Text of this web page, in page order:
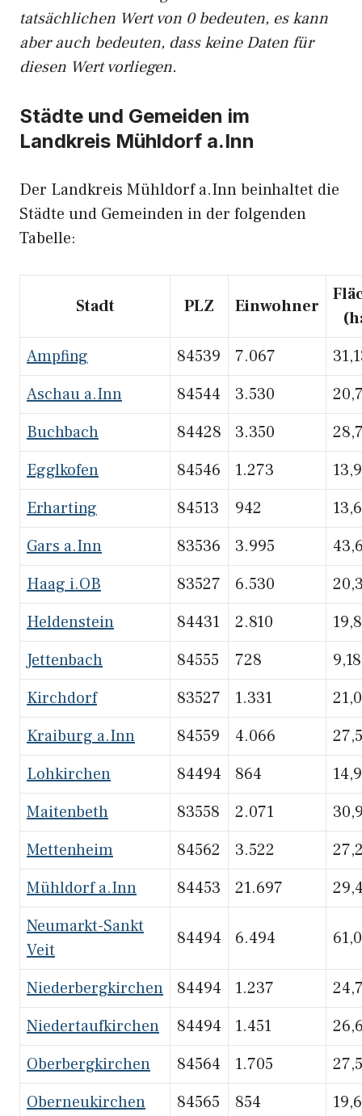
tatsächlichen Wert von 0 bedeuten, es kann
aber auch bedeuten, dass keine Daten für
diesen Wert vorliegen.
Städte und Gemeiden im
Landkreis Mühldorf a.Inn
Der Landkreis Mühldorf a.Inn beinhaltet die
Städte und Gemeinden in der folgenden
Tabelle:
Stadt PLZ Einwohner
Ampfing
84539 7.067
Aschau a.Inn
84544 3.530
Buchbach
84428 3.350
Egglkofen
84546 1.273
Erharting
84513 942
Gars a.Inn
83536 3.995
Haag i.OB
83527 6.530
Heldenstein
84431 2.810
Jettenbach
84555 728
9,18
Kirchdorf
83527 1.331
Kraiburg a.Inn
84559 4.066
Lohkirchen
84494 864
Maitenbeth
83558 2.071
Mettenheim
84562 3.522
Mühldorf a.Inn
84453 21.697
Neumarkt-Sankt
Veit
84494 6.494
Niederbergkirchen 84494 1.237
Niedertaufkirchen
84494 1.451
Oberbergkirchen
84564 1.705
Oberneukirchen
84565 854